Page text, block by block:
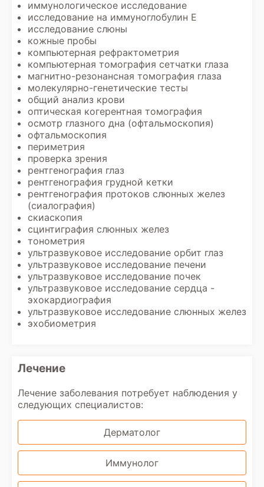
иммунологическое исследование
исследование на иммуноглобулин Е
исследование слюны
кожные пробы
компьютерная рефрактометрия
компьютерная томография сетчатки глаза
магнитно-резонансная томография глаза
молекулярно-генетические тесты
общий анализ крови
оптическая когерентная томография
осмотр глазного дна (офтальмоскопия)
офтальмоскопия
периметрия
проверка зрения
рентгенография глаз
рентгенография грудной кетки
рентгенография протоков слюнных желез
(сиалография)
скиаскопия
сцинтиграфия слюнных желез
тонометрия
ультразвуковое исследование орбит глаз
ультразвуковое исследование печени
ультразвуковое исследование почек
ультразвуковое исследование сердца -
эхокардиография
ультразвуковое исследование слюнных желез
эхобиометрия
Лечение
Лечение заболевания потребует наблюдения у
следующих специалистов:
Дерматолог
Иммунолог